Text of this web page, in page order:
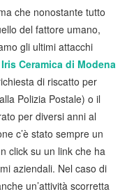
che nonostante tutto
del fattore umano,
gli ultimi attacchi
Iris Ceramica di Modena
di riscatto per
Polizia Postale) o il
per diversi anni al
c’è stato sempre un
click su un link che ha
aziendali. Nel caso di
un’attività scorretta